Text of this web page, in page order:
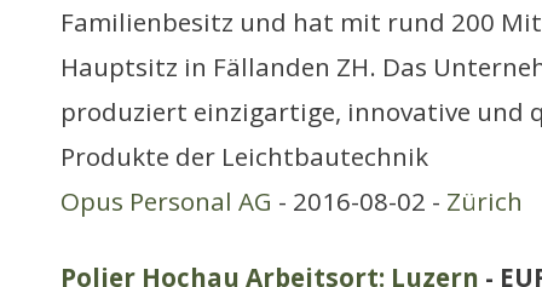
Familienbesitz und hat mit rund 200
Hauptsitz in Fällanden ZH. Das
produziert einzigartige, innovative und
Produkte der Leichtbautechnik
Opus Personal AG - 2016-08-02 - Zürich
Polier Hochau Arbeitsort: Luzern -